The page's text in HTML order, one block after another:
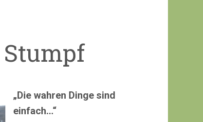
„Die wahren Dinge sind
einfach…“